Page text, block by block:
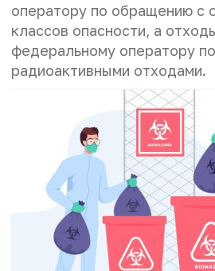
оператору по обращению с
классов опасности, а
федеральному оператору
радиоактивными отходами.